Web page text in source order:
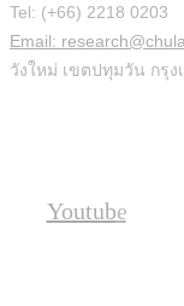
Tel: (+66) 2218 0203
Email:
วังใหม่ เขตปทุมวัน กรุ
Youtube